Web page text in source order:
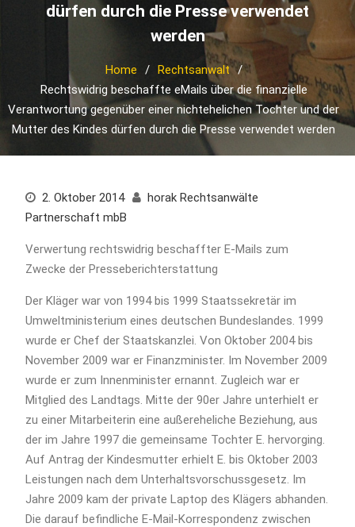
dürfen durch die Presse verwendet
werden
Home
Rechtsanwalt
Rechtswidrig beschaffte eMails über die finanzielle
Verantwortung gegenüber einer nichtehelichen Tochter und der
Mutter des Kindes dürfen durch die Presse verwendet werden
2. Oktober 2014
horak Rechtsanwälte
Partnerschaft mbB
Verwertung rechtswidrig beschaffter E-Mails zum
Zwecke der Presseberichterstattung
Der Kläger war von 1994 bis 1999 Staatssekretär im
Umweltministerium eines deutschen Bundeslandes. 1999
wurde er Chef der Staatskanzlei. Von Oktober 2004 bis
November 2009 war er Finanzminister. Im November 2009
wurde er zum Innenminister ernannt. Zugleich war er
Mitglied des Landtags. Mitte der 90er Jahre unterhielt er
zu einer Mitarbeiterin eine außereheliche Beziehung, aus
der im Jahre 1997 die gemeinsame Tochter E. hervorging.
Auf Antrag der Kindesmutter erhielt E. bis Oktober 2003
Leistungen nach dem Unterhaltsvorschussgesetz. Im
Jahre 2009 kam der private Laptop des Klägers abhanden.
Die darauf befindliche E-Mail-Korrespondenz zwischen